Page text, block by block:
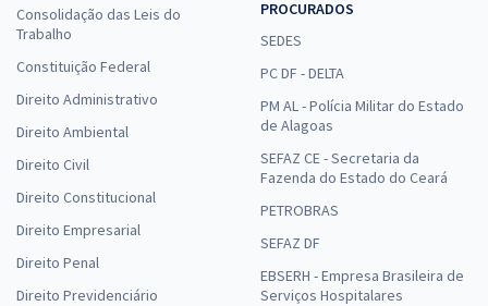
Consolidação das Leis do
Trabalho
Constituição Federal
Direito Administrativo
Direito Ambiental
Direito Civil
Direito Constitucional
Direito Empresarial
Direito Penal
Direito Previdenciário
PROCURADOS
SEDES
PC DF - DELTA
PM AL - Polícia Militar do Estado
de Alagoas
SEFAZ CE - Secretaria da
Fazenda do Estado do Ceará
PETROBRAS
SEFAZ DF
EBSERH - Empresa Brasileira de
Serviços Hospitalares